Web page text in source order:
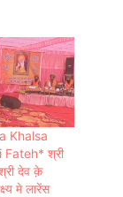
Khalsa
श्री
देव क़े
मे लारेंस